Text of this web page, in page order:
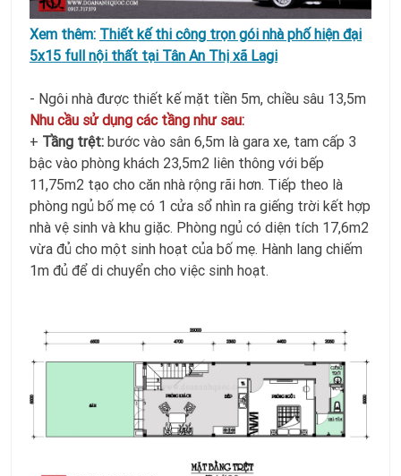
Xem thêm: Thiết kế thi công trọn gói nhà phố hiện đại
5x15 full nội thất tại Tân An Thị xã Lagi
- Ngôi nhà được thiết kế mặt tiền 5m, chiều sâu 13,5m
Nhu cầu sử dụng các tầng như sau:
+ Tầng trệt: bước vào sân 6,5m là gara xe, tam cấp 3
bậc vào phòng khách 23,5m2 liên thông với bếp
11,75m2 tạo cho căn nhà rộng rãi hơn. Tiếp theo là
phòng ngủ bố mẹ có 1 cửa sổ nhìn ra giếng trời kết hợp
nhà vệ sinh và khu giặc. Phòng ngủ có diện tích 17,6m2
vừa đủ cho một sinh hoạt của bố mẹ. Hành lang chiếm
1m đủ để di chuyển cho việc sinh hoạt.